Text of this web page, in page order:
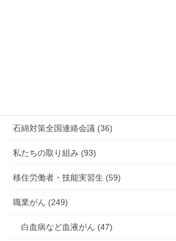
石綿対策全国連絡会議 (36)
私たちの取り組み (93)
移住労働者・技能実習生 (59)
職業がん (249)
白血病など血液がん (47)